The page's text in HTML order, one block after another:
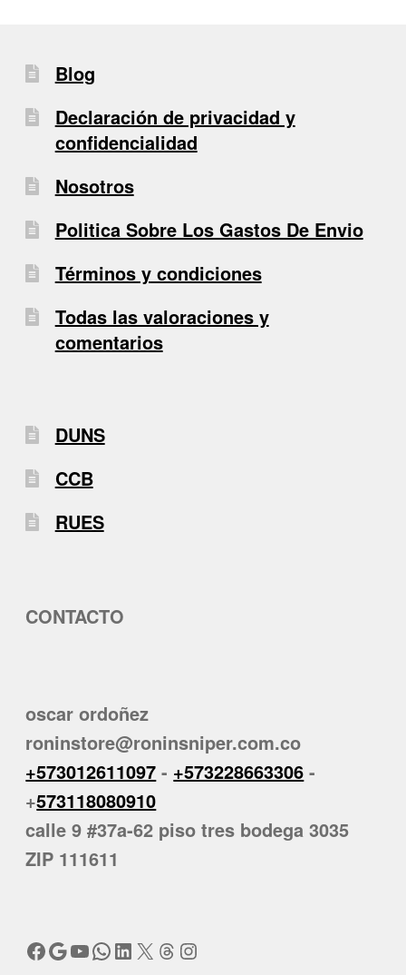
Blog
Declaración de privacidad y
confidencialidad
Nosotros
Politica Sobre Los Gastos De Envio
Términos y condiciones
Todas las valoraciones y
comentarios
DUNS
CCB
RUES
CONTACTO
oscar ordoñez
roninstore@roninsniper.com.co
+573012611097 - +573228663306 -
+573118080910
calle 9 #37a-62 piso tres bodega 3035
ZIP 111611
Facebook
Google
YouTube
WhatsApp
LinkedIn
X Threads
Instagram